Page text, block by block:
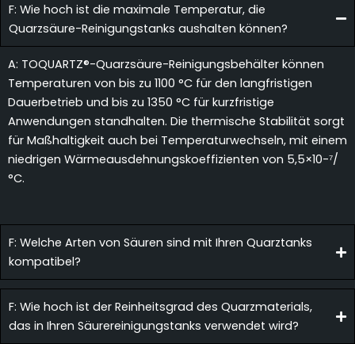
F: Wie hoch ist die maximale Temperatur, die
Quarzsäure-Reinigungstanks aushalten können?
A: TOQUARTZ®-Quarzsäure-Reinigungsbehälter können
Temperaturen von bis zu 1100 °C für den langfristigen
Dauerbetrieb und bis zu 1350 °C für kurzfristige
Anwendungen standhalten. Die thermische Stabilität sorgt
für Maßhaltigkeit auch bei Temperaturwechseln, mit einem
niedrigen Wärmeausdehnungskoeffizienten von 5,5×10-⁷/
°C.
F: Welche Arten von Säuren sind mit Ihren Quarztanks
kompatibel?
F: Wie hoch ist der Reinheitsgrad des Quarzmaterials,
das in Ihren Säurereinigungstanks verwendet wird?